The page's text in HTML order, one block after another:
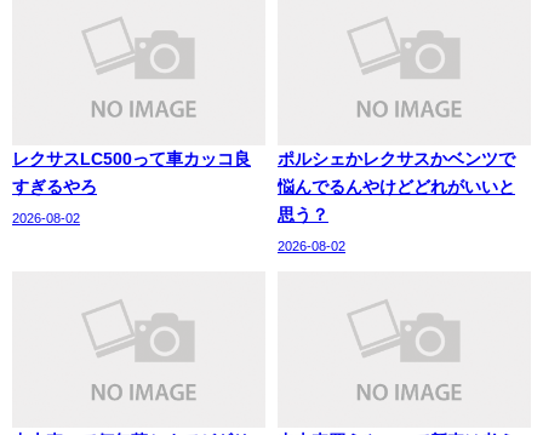
レクサスLC500って車カッコ良
すぎるやろ
2026-08-02
ポルシェかレクサスかベンツで
悩んでるんやけどどれがいいと
思う？
2026-08-02